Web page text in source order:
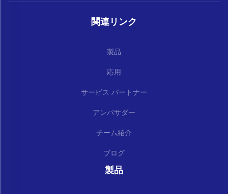
関連リンク
製品
応用
サービス パートナー
アンバサダー
チーム紹介
ブログ
製品